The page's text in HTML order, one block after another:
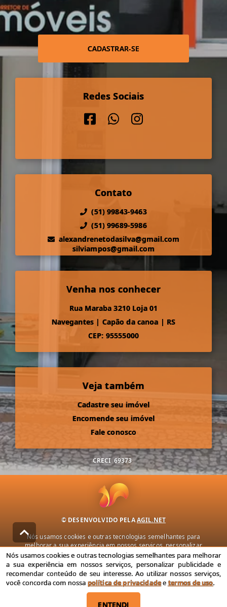
CADASTRAR-SE
Redes Sociais
Contato
(51) 99843-9463
(51) 99689-5986
alexandrenetodasilva@gmail.com
silviampos@gmail.com
Venha nos conhecer
Rua Maraba 3210 Loja 01
Navegantes | Capão da canoa | RS
CEP: 95555000
Veja também
Cadastre seu imóvel
Encomende seu imóvel
Fale conosco
CRECI 69373
© DESENVOLVIDO PELAAGIL.NET
Nós usamos cookies e outras tecnologias semelhantes para
melhorar a sua experiência em nossos serviços, personalizar
publicidade e recomendar conteúdo de seu interesse. Ao utilizar
nossos serviços, você concorda com nossa política de privacidade e
termos de uso.
Política de Privacidade Termos de uso
Nós usamos cookies e outras tecnologias semelhantes para melhorar
a sua experiência em nossos serviços, personalizar publicidade e
recomendar conteúdo de seu interesse. Ao utilizar nossos serviços,
você concorda com nossa política de privacidadeetermos de uso.
ENTENDI